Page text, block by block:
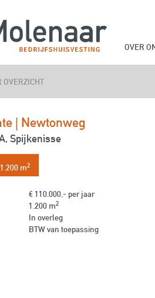
OVER
OVERZICHT
| Newtonweg
Spijkenisse
1.200 m2
€ 110.000,- per jaar
1.200 m2
In overleg
BTW van toepassing